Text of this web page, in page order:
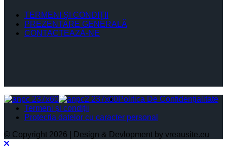
TERMENI ŞI CONDIŢII
PREZENTARE GENERALĂ
CONTACTEAZĂ-NE
Politica De Confidențialitate
Termeni și condiții
Protectia datelor cu caracter personal
© Copyright 2026 | Design & Devlopment by vreausite.eu